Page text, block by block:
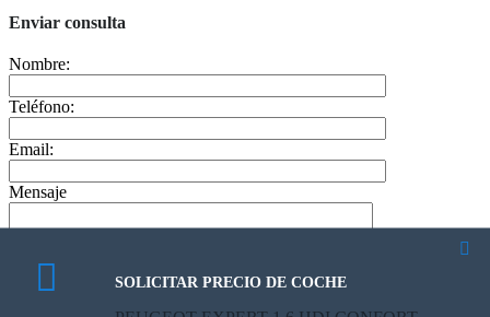
Enviar consulta
Nombre:
Teléfono:
Email:
Mensaje
SOLICITAR PRECIO DE COCHE